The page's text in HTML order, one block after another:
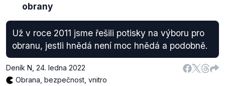
obrany
Už v roce 2011 jsme řešili potisky na výboru pro
obranu, jestli hnědá není moc hnědá a podobně.
Deník N 24. ledna 2022
Obrana, bezpečnost, vnitro